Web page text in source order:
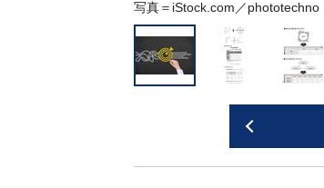
写真＝iStock.com／phototechno